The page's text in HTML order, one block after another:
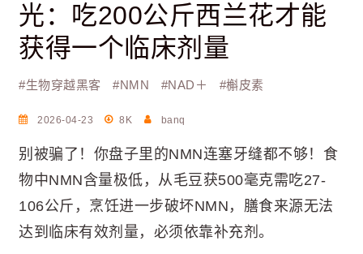
光：吃200公斤西兰花才能
获得一个临床剂量
#生物穿越黑客 #NMN #NAD＋ #槲皮素
2026-04-23 8K banq
别被骗了！你盘子里的NMN连塞牙缝都不够！食
物中NMN含量极低，从毛豆获500毫克需吃27-
106公斤，烹饪进一步破坏NMN，膳食来源无法
达到临床有效剂量，必须依靠补充剂。